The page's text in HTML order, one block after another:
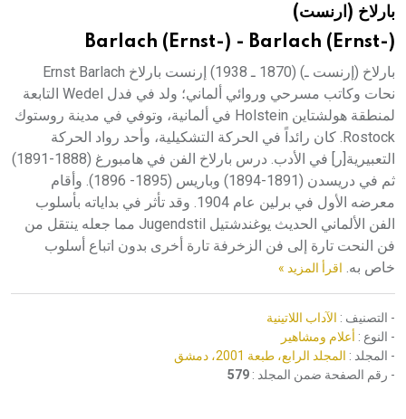
هيئة الموسوعة العربية تطلق موسوعات جديدة في عام 2026بارلاخ (ارنست)
Barlach (Ernst-) - Barlach (Ernst-)
بارلاخ (إرنست ـ) (1870 ـ 1938) إرنست بارلاخ Ernst Barlach
نحات وكاتب مسرحي وروائي ألماني؛ ولد في فدل Wedel التابعة
لمنطقة هولشتاين Holstein في ألمانية، وتوفي في مدينة روستوك
Rostock. كان رائداً في الحركة التشكيلية، وأحد رواد الحركة
التعبيرية[ر] في الأدب. درس بارلاخ الفن في هامبورغ (1888-1891)
ثم في دريسدن (1891-1894) وباريس (1895- 1896). وأقام
معرضه الأول في برلين عام 1904. وقد تأثر في بداياته بأسلوب
الفن الألماني الحديث يوغندشتيل Jugendstil مما جعله ينتقل من
فن النحت تارة إلى فن الزخرفة تارة أخرى بدون اتباع أسلوب
خاص به. اقرأ المزيد »
- التصنيف : الآداب اللاتينية
- النوع : أعلام ومشاهير
- المجلد : المجلد الرابع، طبعة 2001، دمشق
- رقم الصفحة ضمن المجلد : 579